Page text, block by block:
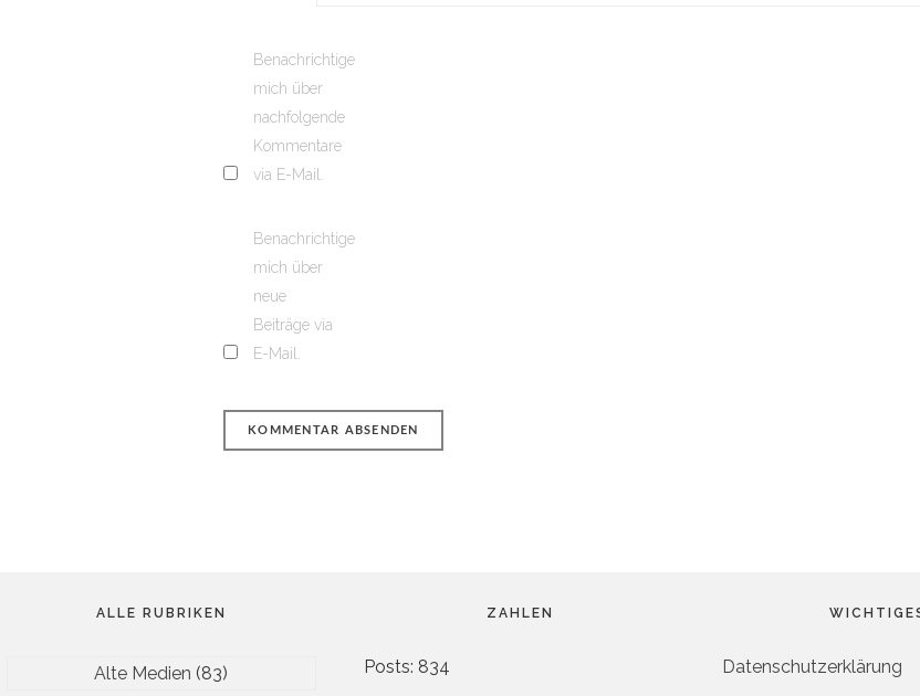
Benachrichtige
mich über
nachfolgende
Kommentare
via E-Mail.
Benachrichtige
mich über
neue
Beiträge via
E-Mail.
ALLE RUBRIKEN
Alte Medien (83)
ZAHLEN
Posts: 834
Datenschutzerklärung